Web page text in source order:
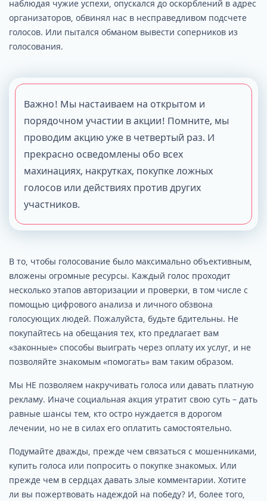
наблюдая чужие успехи, опускался до оскорблений в адрес
организаторов, обвинял нас в несправедливом подсчете
голосов. Или пытался обманом вывести соперников из
голосования.
Важно! Мы настаиваем на открытом и
порядочном участии в акции! Помните, мы
проводим акцию уже в четвертый раз. И
прекрасно осведомлены обо всех
махинациях, накрутках, покупке ложных
голосов или действиях против других
участников.
В то, чтобы голосование было максимально объективным,
вложены огромные ресурсы. Каждый голос проходит
несколько этапов авторизации и проверки, в том числе с
помощью цифрового анализа и личного обзвона
голосующих людей. Пожалуйста, будьте бдительны. Не
покупайтесь на обещания тех, кто предлагает вам
«законные» способы выиграть через оплату их услуг, и не
позволяйте знакомым «помогать» вам таким образом.
Мы НЕ позволяем накручивать голоса или давать платную
рекламу. Иначе социальная акция утратит свою суть – дать
равные шансы тем, кто остро нуждается в дорогом
лечении, но не в силах его оплатить самостоятельно.
Подумайте дважды, прежде чем связаться с мошенниками,
купить голоса или попросить о покупке знакомых. Или
прежде чем в сердцах давать злые комментарии. Хотите
ли вы пожертвовать надеждой на победу? И, более того,